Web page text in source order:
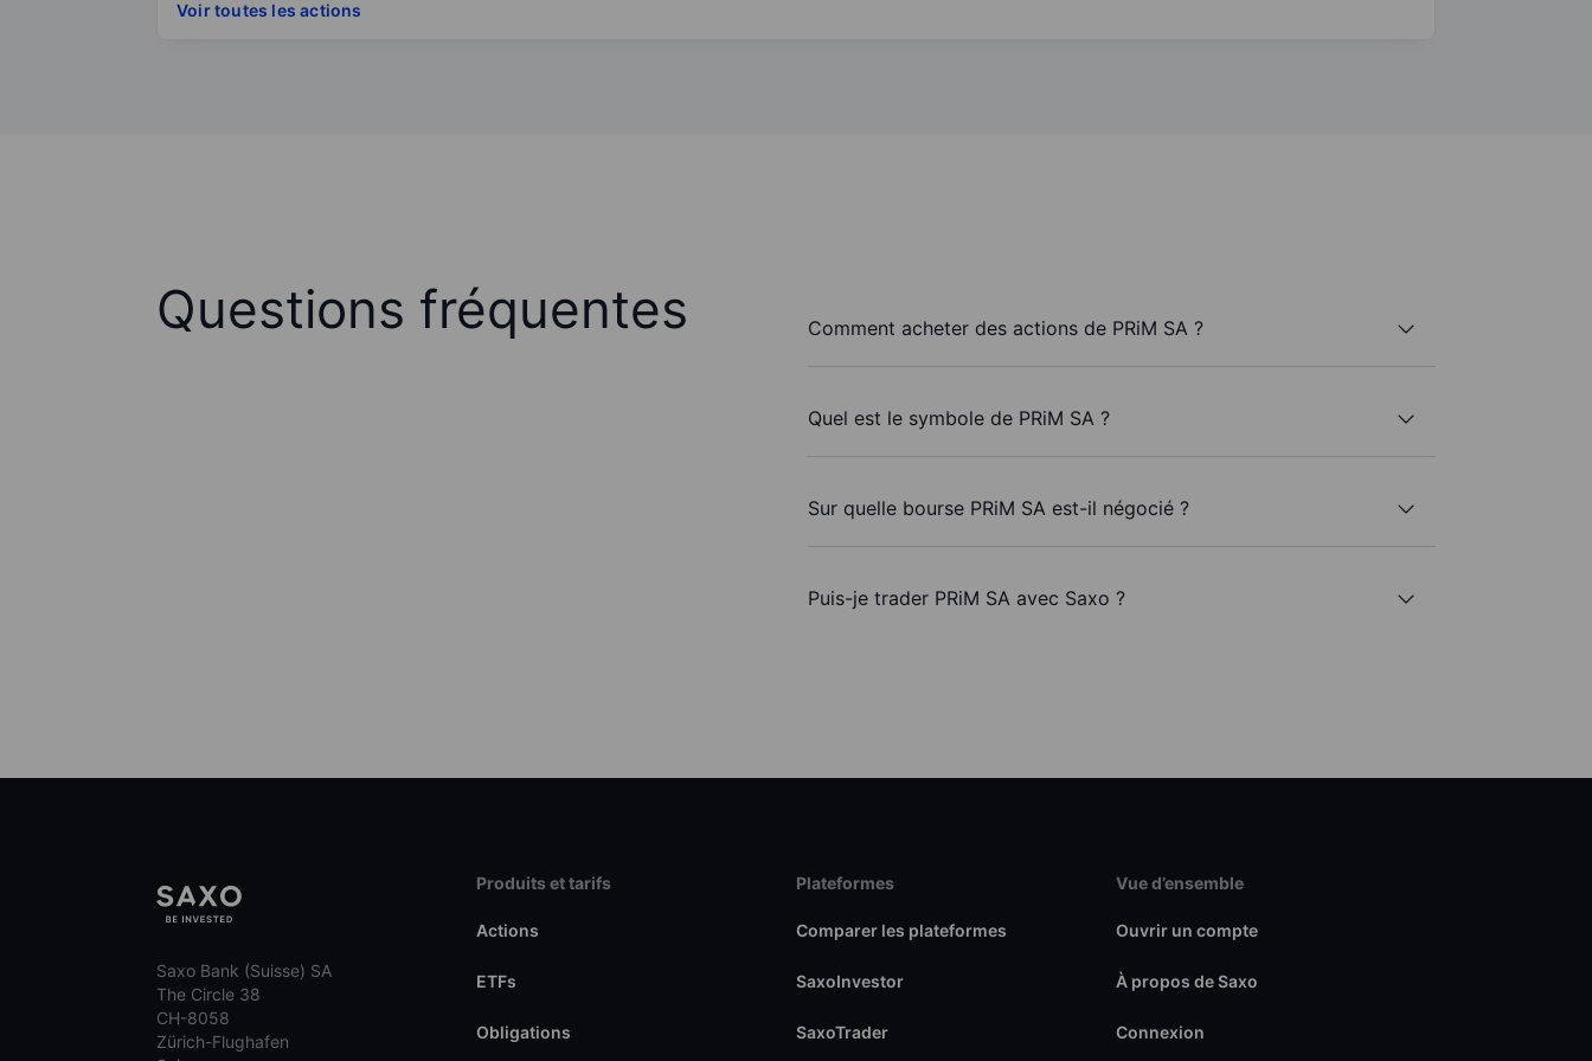
Voir toutes les actions
Questions fréquentes Comment acheter des actions de PRiM SA ?
Quel est le symbole de PRiM SA ?
Sur quelle bourse PRiM SA est-il négocié ?
Puis-je trader PRiM SA avec Saxo ?
Saxo Bank (Suisse) SA
The Circle 38
CH-8058
Zürich-Flughafen
Produits et tarifs
Actions
ETFs
Obligations
Plateformes
Comparer les plateformes
SaxoInvestor
SaxoTrader
Vue d’ensemble
Ouvrir un compte
À propos de Saxo
Connexion